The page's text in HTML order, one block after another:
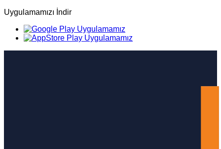
Uygulamamızı İndir